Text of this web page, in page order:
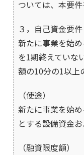
ついては、本要件
３，自己資金要件
新たに事業を始
を1期終えていな
額の10分の1以上
（使途）
新たに事業を始
とする設備資金
（融資限度額）